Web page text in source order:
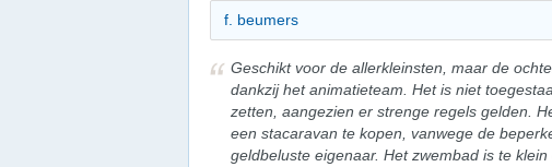
f. beumers
Geschikt voor de allerkleinsten, maar de
dankzij het animatieteam. Het is niet
zetten, aangezien er strenge regels gelden.
een stacaravan te kopen, vanwege de
geldbeluste eigenaar. Het zwembad is te